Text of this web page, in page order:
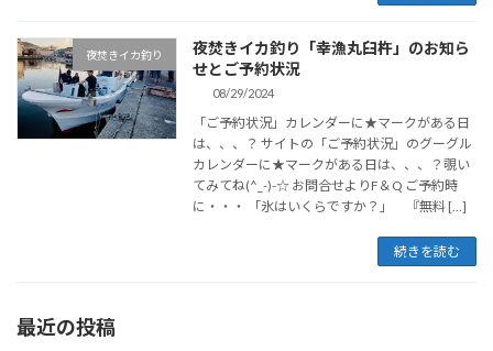
夜焚きイカ釣り
夜焚きイカ釣り「幸漁丸臼杵」のお知ら
せとご予約状況
08/29/2024
「ご予約状況」カレンダーに★マークがある日
は、、、？ サイトの「ご予約状況」のグーグル
カレンダーに★マークがある日は、、、？覗い
てみてね(^_-)-☆ お問合せよりF＆Q ご予約時
に・・・ 「氷はいくらですか？」 『無料 […]
続きを読む
最近の投稿